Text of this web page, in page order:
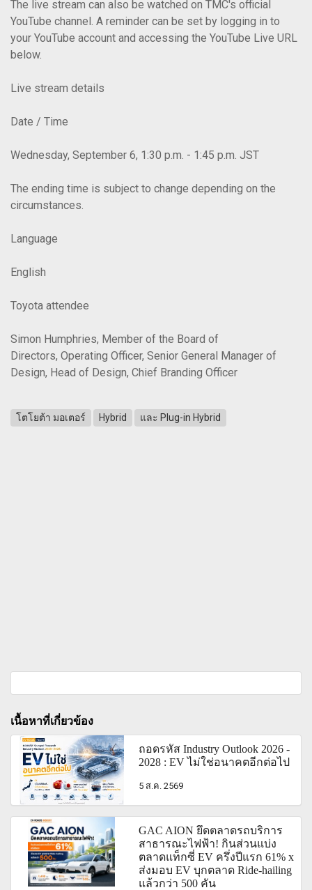
The live stream can also be watched on TMC's official
YouTube channel. A reminder can be set by logging in to
your YouTube account and accessing the YouTube Live URL
below.
Live stream details
Date / Time
Wednesday, September 6, 1:30 p.m. - 1:45 p.m. JST
The ending time is subject to change depending on the
circumstances.
Language
English
Toyota attendee
Simon Humphries, Member of the Board of
Directors, Operating Officer, Senior General Manager of
Design, Head of Design, Chief Branding Officer
โตโยต้า มอเตอร์ Hybrid และ Plug-in Hybrid
เนื้อหาที่เกี่ยวข้อง
ถอดรหัส Industry Outlook 2026 -
2028 : EV ไม่ใช่อนาคตอีกต่อไป
5 ส.ค. 2569
GAC AION ยึดตลาดรถบริการ
สาธารณะไฟฟ้า! กินส่วนแบ่ง
ตลาดแท็กซี่ EV ครึ่งปีแรก 61% x
ส่งมอบ EV บุกตลาด Ride-hailing
แล้วกว่า 500 คัน